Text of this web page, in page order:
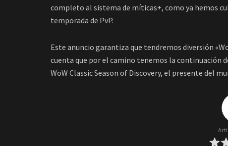
completo al sistema de míticas+, como ya hemos
temporada de PvP.
Este anuncio garantiza que tendremos diversión
cuenta que por el camino tenemos la continuación
WoW Classic Season of Discovery, el presente del